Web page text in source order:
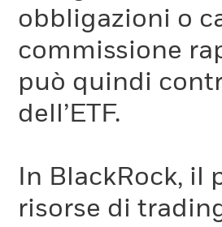
obbligazioni o
commissione
può quindi
dell’ETF.
In BlackRock,
risorse di